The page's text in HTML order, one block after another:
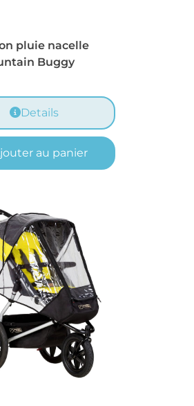
pluie nacelle
Buggy
Details
au panier